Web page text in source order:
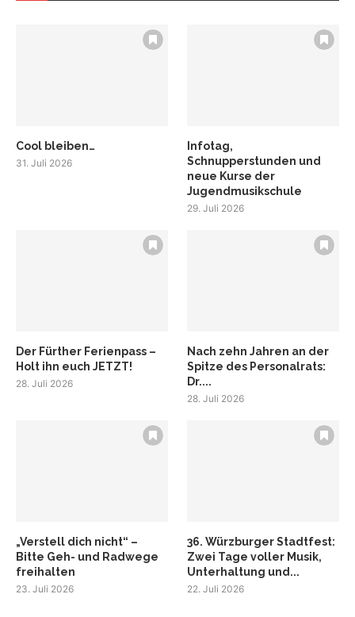
Cool bleiben…
31. Juli 2026
Infotag,
Schnupperstunden und
neue Kurse der
Jugendmusikschule
29. Juli 2026
Der Fürther Ferienpass –
Holt ihn euch JETZT!
28. Juli 2026
Nach zehn Jahren an der
Spitze des Personalrats:
Dr....
28. Juli 2026
„Verstell dich nicht“ –
Bitte Geh- und Radwege
freihalten
23. Juli 2026
36. Würzburger Stadtfest:
Zwei Tage voller Musik,
Unterhaltung und...
22. Juli 2026